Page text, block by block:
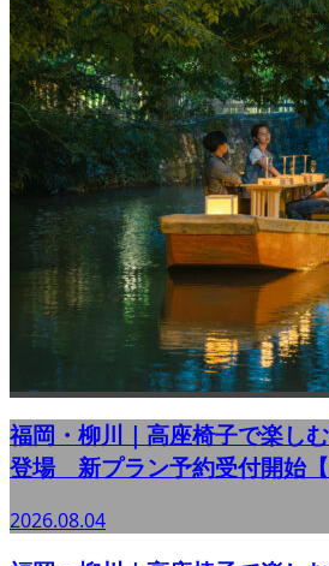
福岡・柳川｜高座椅子で楽し
登場 新プラン予約受付開始【
2026.08.04